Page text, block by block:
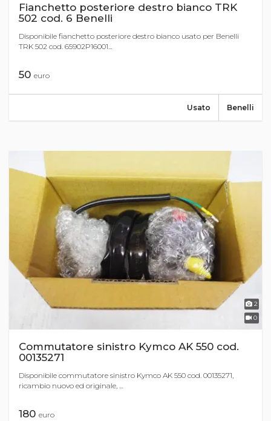
Fianchetto posteriore destro bianco TRK
502 cod. 6 Benelli
Disponibile fianchetto posteriore destro bianco usato per Benelli
TRK 502 cod. 65902P16001...
50 euro
Benelli
Usato
2
0
Commutatore sinistro Kymco AK 550 cod.
00135271
Disponibile commutatore sinistro Kymco AK 550 cod. 00135271,
ricambio nuovo ed originale, ...
180 euro